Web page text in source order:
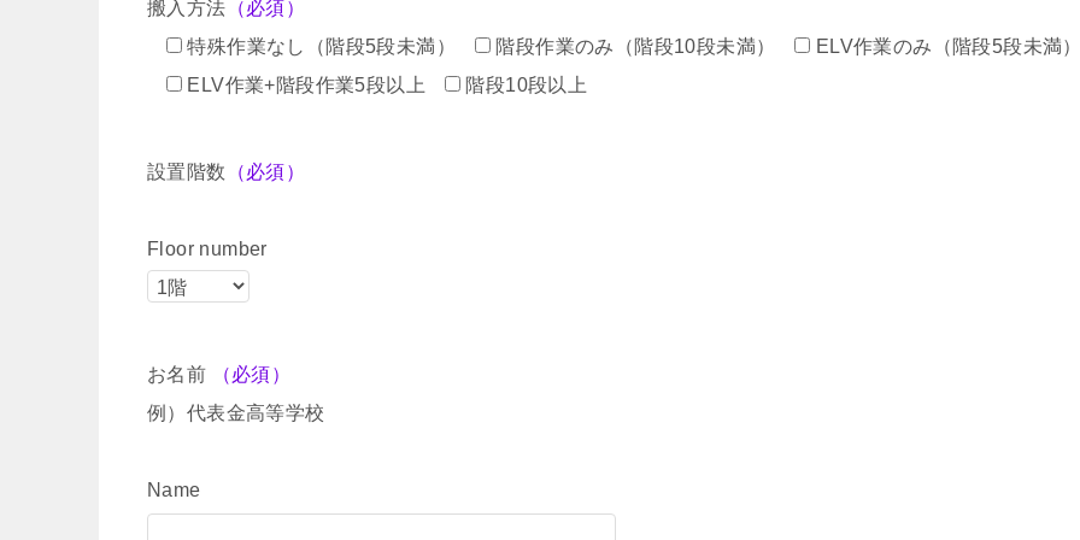
搬入方法 （必須）
特殊作業なし（階段5段未満）
階段作業のみ（階段10段未満）
ELV作業のみ（階段5段未満
ELV作業+階段作業5段以上
階段10段以上
設置階数 （必須）
Floor number
お名前
（必須）
例）代表金高等学校
Name